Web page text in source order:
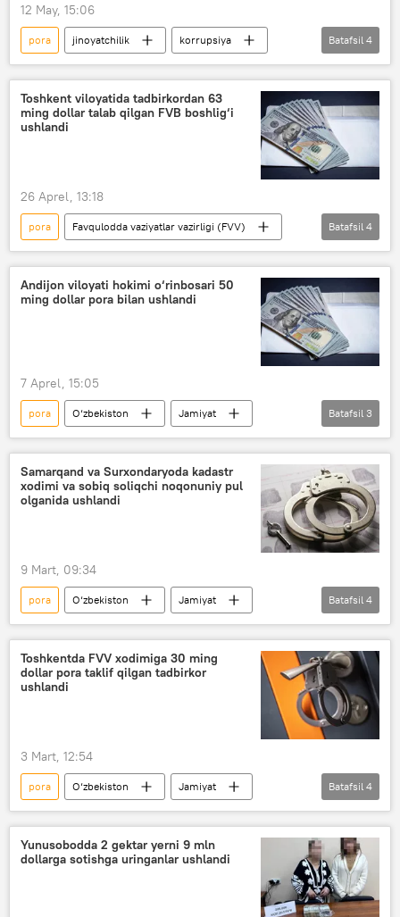
12 May, 15:06
pora jinoyatchilik
korrupsiya
O‘zbekiston
Jamiyat
Surxondaryo
Buxoro viloyati
Batafsil 4
Toshkent viloyatida tadbirkordan 63
ming dollar talab qilgan FVB boshlig‘i
ushlandi
26 Aprel, 13:18
pora
Favqulodda vaziyatlar vazirligi (FVV)
Davlat xavfsizlik xizmati (DXX)
korrupsiya
Toshkent viloyati
Hodisalar
Batafsil 4
Andijon viloyati hokimi o‘rinbosari 50
ming dollar pora bilan ushlandi
7 Aprel, 15:05
pora O‘zbekiston
Jamiyat
Jinoyat kodeksi
korrupsiya
Andijon viloyati
Batafsil 3
Samarqand va Surxondaryoda kadastr
xodimi va sobiq soliqchi noqonuniy pul
olganida ushlandi
9 Mart, 09:34
pora O‘zbekiston
Jamiyat
Jinoyat kodeksi
Surxondaryo
firibgarlik
Davlat xavfsizlik xizmati (DXX)
Batafsil 4
Toshkentda FVV xodimiga 30 ming
dollar pora taklif qilgan tadbirkor
ushlandi
3 Mart, 12:54
pora O‘zbekiston
Jamiyat
korrupsiya
Davlat xavfsizlik xizmati (DXX)
Favqulodda vaziyatlar vazirligi (FVV)
Toshkent
Batafsil 4
Yunusobodda 2 gektar yerni 9 mln
dollarga sotishga uringanlar ushlandi